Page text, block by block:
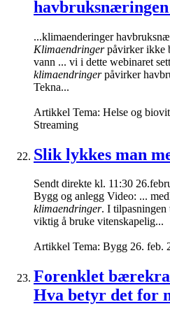
havbruksnæringen
...klimaenderinger
Klimaendringerpåvirker ikke
vann ... vi i dette webinaret
klimaendringerpåvirker
Tekna...
Artikkel Tema: Helse og
Streaming
Slik lykkes man
Sendt direkte kl. 11:30
Bygg og anlegg Video: ...
klimaendringer. I tilpasningen
viktig å bruke vitenskapelig...
Artikkel Tema: Bygg 26. feb.
Forenklet
Hva betyr det for